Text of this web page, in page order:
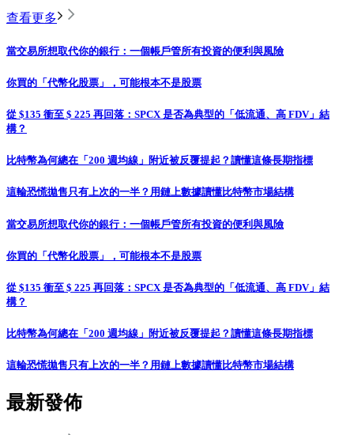
查看更多
當交易所想取代你的銀行：一個帳戶管所有投資的便利與風險
你買的「代幣化股票」，可能根本不是股票
從 $135 衝至 $ 225 再回落：SPCX 是否為典型的「低流通、高 FDV」結
構？
比特幣為何總在「200 週均線」附近被反覆提起？讀懂這條長期指標
這輪恐慌拋售只有上次的一半？用鏈上數據讀懂比特幣市場結構
當交易所想取代你的銀行：一個帳戶管所有投資的便利與風險
你買的「代幣化股票」，可能根本不是股票
從 $135 衝至 $ 225 再回落：SPCX 是否為典型的「低流通、高 FDV」結
構？
比特幣為何總在「200 週均線」附近被反覆提起？讀懂這條長期指標
這輪恐慌拋售只有上次的一半？用鏈上數據讀懂比特幣市場結構
最新發佈